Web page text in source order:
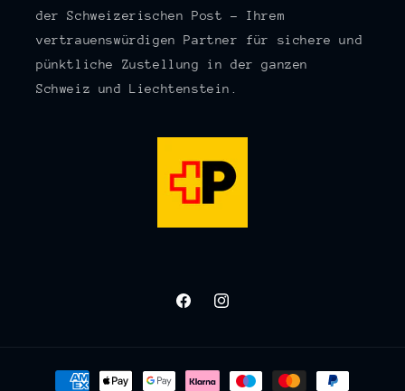
der Schweizerischen Post – Ihrem
vertrauenswürdigen Partner für sichere und
pünktliche Zustellung in der ganzen
Schweiz und Liechtenstein.
FacebookInstagram
Zahlungsmethoden